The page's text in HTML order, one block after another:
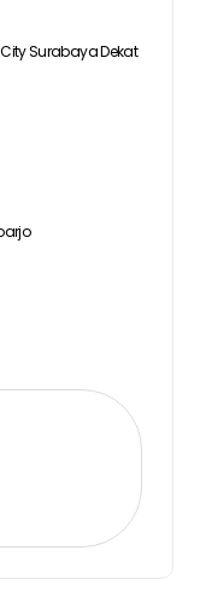
Surabaya Dekat